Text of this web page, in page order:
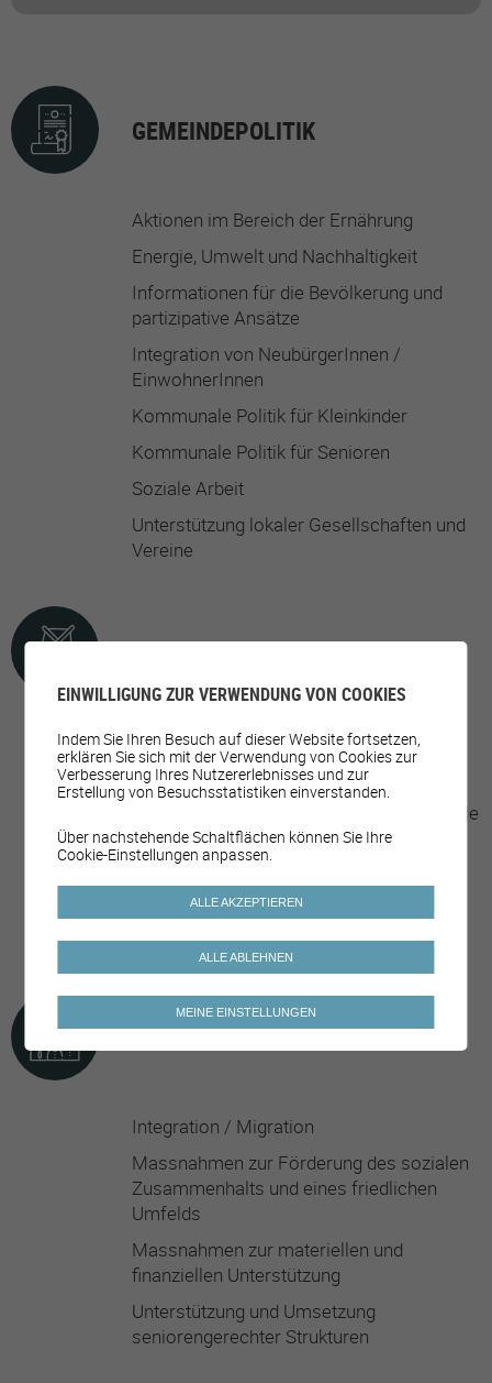
GEMEINDEPOLITIK
Aktionen im Bereich der Ernährung
Energie, Umwelt und Nachhaltigkeit
Informationen für die Bevölkerung und
partizipative Ansätze
Integration von NeubürgerInnen /
EinwohnerInnen
Kommunale Politik für Kleinkinder
Kommunale Politik für Senioren
Soziale Arbeit
Unterstützung lokaler Gesellschaften und
Vereine
FREIZEITANGEBOTE
Aktivitäten für ältere Menschen
Aktivitäten für Jugendliche
Aktivitäten zur Förderung der Kultur für alle
Körperliche und sportliche Aktivitäten /
Prävention von Sucht und Risikoverhalten
im Sport-/Festivalbereich
FAMILIE UND SOLIDARITÄT
Integration / Migration
Massnahmen zur Förderung des sozialen
Zusammenhalts und eines friedlichen
Umfelds
Massnahmen zur materiellen und
finanziellen Unterstützung
Unterstützung und Umsetzung
seniorengerechter Strukturen
EINWILLIGUNG ZUR VERWENDUNG VON COOKIES
Indem Sie Ihren Besuch auf dieser Website fortsetzen,
erklären Sie sich mit der Verwendung von Cookies zur
Verbesserung Ihres Nutzererlebnisses und zur
Erstellung von Besuchsstatistiken einverstanden.
Über nachstehende Schaltflächen können Sie Ihre
Cookie-Einstellungen anpassen.
ALLE AKZEPTIEREN
ALLE ABLEHNEN
MEINE EINSTELLUNGEN